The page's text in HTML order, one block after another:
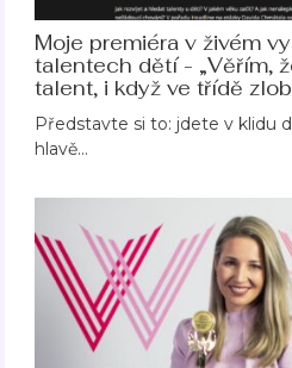
Moje premiéra v živém
talentech dětí - „Věřím,
talent, i když ve třídě
Představte si to: jdete v klidu
hlavě…